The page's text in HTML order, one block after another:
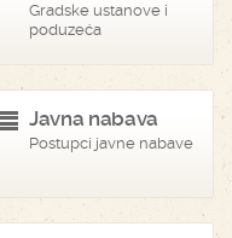
Gradske ustanove i
poduzeća
Javna nabava
Postupci javne nabave